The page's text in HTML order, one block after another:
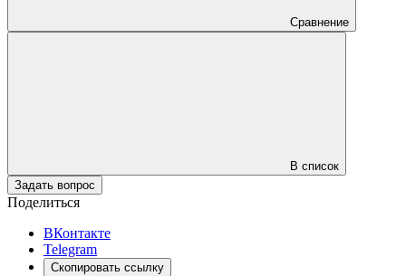
Сравнение
В список
Задать вопрос
Поделиться
ВКонтакте
Telegram
Скопировать ссылку